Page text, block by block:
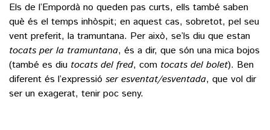
Els de l’Empordà no queden pas curts, ells també saben
què és el temps inhòspit; en aquest cas, sobretot, pel seu
vent preferit, la tramuntana. Per això, se’ls diu que estan
tocats per la tramuntana, és a dir, que són una mica bojos
(també es diu tocats del fred, com tocats del bolet). Ben
diferent és l’expressió ser esventat/esventada, que vol dir
ser un exagerat, tenir poc seny.